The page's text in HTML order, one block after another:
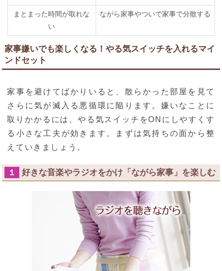
まとまった時間が取れな
い
ながら家事やついで家事で分散する
家事嫌いでも楽しくなる！やる気スイッチを入れるマイ
ンドセット
家事を避けてばかりいると、散らかった部屋を見て
さらに気が滅入る悪循環に陥ります。嫌いなことに
取りかかるには、やる気スイッチをONにしやすくす
る小さな工夫が効きます。まずは気持ちの面から整
えていきましょう。
１ 好きな音楽やラジオをかけ「ながら家事」を楽しむ